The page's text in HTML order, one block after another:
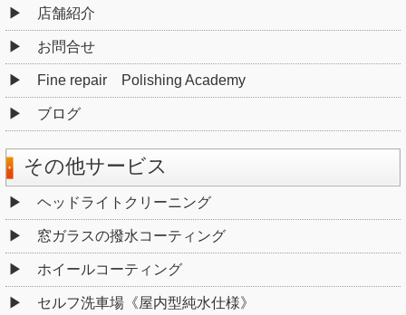
店舗紹介
お問合せ
Fine repair Polishing Academy
ブログ
その他サービス
ヘッドライトクリーニング
窓ガラスの撥水コーティング
ホイールコーティング
セルフ洗車場《屋内型純水仕様》